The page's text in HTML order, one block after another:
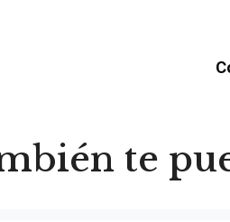
te